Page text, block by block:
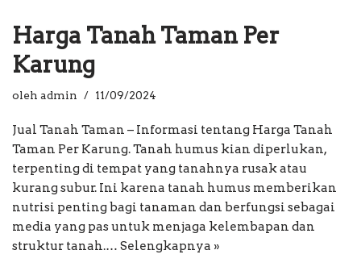
Harga Tanah Taman Per
Karung
oleh admin 11/09/2024
Jual Tanah Taman – Informasi tentang Harga Tanah
Taman Per Karung. Tanah humus kian diperlukan,
terpenting di tempat yang tanahnya rusak atau
kurang subur. Ini karena tanah humus memberikan
nutrisi penting bagi tanaman dan berfungsi sebagai
media yang pas untuk menjaga kelembapan dan
struktur tanah.… Selengkapnya »